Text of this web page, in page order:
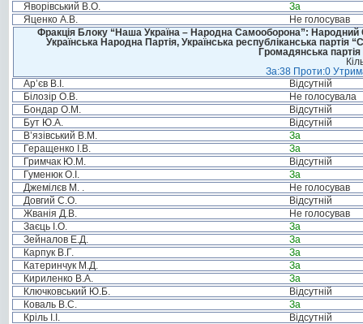
Яворівський В.О.
За
Яценко А.В.
Не голосував
Фракція Блоку “Наша Україна – Народна Самооборона”: Народний
Українська Народна Партія, Українська республіканська
Громадянська
За:38 Проти:0
Ар’єв В.І.
Відсутній
Білозір О.В.
Не голосувала
Бондар О.М.
Відсутній
Бут Ю.А.
Відсутній
В’язівський В.М.
За
Геращенко І.В.
За
Гримчак Ю.М.
Відсутній
Гуменюк О.І.
За
Джемілєв М. .
Не голосував
Довгий С.О.
Відсутній
Жванія Д.В.
Не голосував
Заєць І.О.
За
Зейналов Е.Д.
За
Карпук В.Г.
За
Катеринчук М.Д.
За
Кириленко В.А.
За
Ключковський Ю.Б.
Відсутній
Коваль В.С.
За
Кріль І.І.
Відсутній